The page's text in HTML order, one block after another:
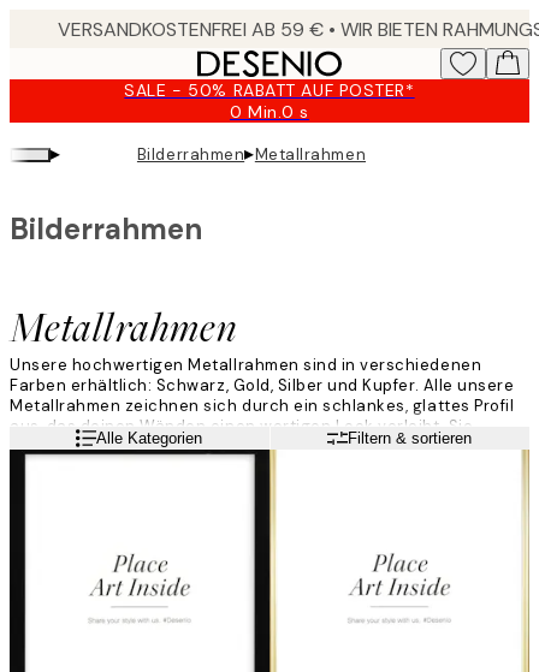
SALE - 50% RABATT AUF POSTER*
0 Min.0 s
Gültig
bis:
2026-
▸ Bilderrahmen▸Metallrahmen
Metallrahmen
Bilderrahmen
Unsere hochwertigen Metallrahmen sind in verschiedenen
Farben erhältlich: Schwarz, Gold, Silber und Kupfer. Alle unsere
Metallrahmen zeichnen sich durch ein schlankes, glattes Profil
aus, das deinen Wänden einen wertigen Look verleiht. Sie
lassen sich an der Rückseite leicht öffnen und können im Hoch-
WeiterlesenAlle Kategorien Filtern & sortieren